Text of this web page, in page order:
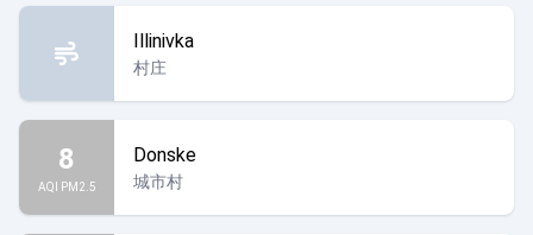
Illinivka
村庄
8
AQI PM2.5
Donske
城市村